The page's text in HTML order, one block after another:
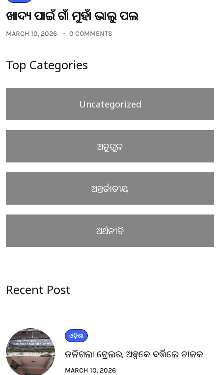
ଖାଦ୍ୟ ପାଇଁ ଗାଁ ମୁହାଁ ଭାଲୁ ପଲ
MARCH 10, 2026 0 COMMENTS
Top Categories
Uncategorized
ଅନୁଗୁଳ
ଅନ୍ତର୍ଜାତୀୟ
ଅର୍ଥନୀତି
Recent Post
ଓଡ଼ିଶା
ଜଳିଗଲା ଟ୍ରେଲର, ଅଳ୍ପକେ ବର୍ତ୍ତିଲେ ଚାଳକ
MARCH 10, 2026